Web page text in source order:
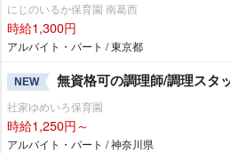
にじのいるか保育園 南葛西
時給1,300円
アルバイト・パート / 東京都
NEW 無資格可の調理師/調理スタ
社家ゆめいろ保育園
時給1,250円～
アルバイト・パート / 神奈川県